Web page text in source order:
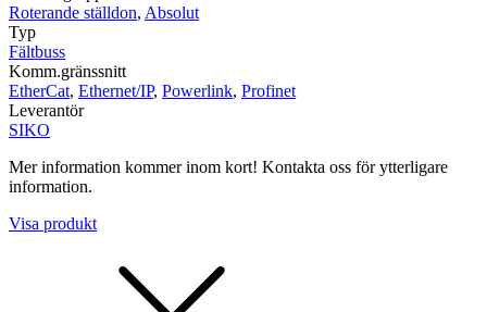
Roterande ställdon, Absolut
Typ
Fältbuss
Komm.gränssnitt
EtherCat, Ethernet/IP, Powerlink, Profinet
Leverantör
SIKO
Mer information kommer inom kort! Kontakta oss för ytterligare
information.
Visa produkt